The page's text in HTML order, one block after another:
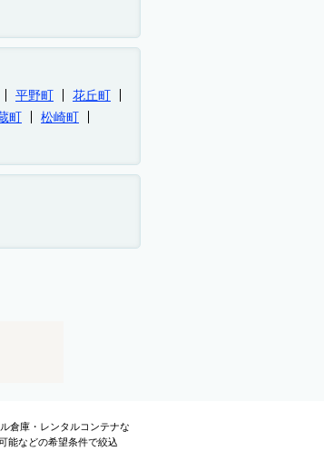
平野町
花丘町
町
松崎町
倉庫・レンタルコンテナな
能などの希望条件で絞込